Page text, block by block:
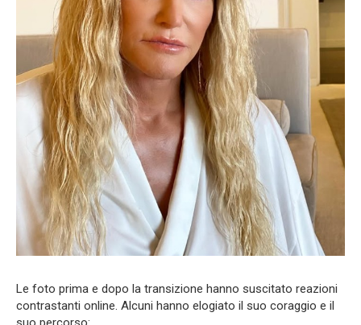
Le foto prima e dopo la transizione hanno suscitato reazioni
contrastanti online. Alcuni hanno elogiato il suo coraggio e il